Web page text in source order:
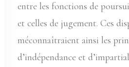
entre les fonctions de
et celles de jugement. Ces
méconnaîtraient ainsi les
d’indépendance et